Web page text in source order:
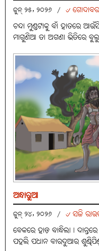
ଜୁନ୍ ୨୫, ୨୦୨୬ / ୰
ଚନ୍ଦା ମୁଣ୍ଡଟାକୁ ବାଁ ହାତରେ
ମାଗୁଣିଆ ତା ଅଗଣା ଭିତିରେ
ଅନ୍ଧାରୁଆ
ଜୁନ୍ ୨୪, ୨୦୨୬ / ୰ ସଚ୍ଚି
ବେକରେ ହାଡ଼ ବାନ୍ଧିଲା।
ପହଲି ପଧାନ ବାରଦୁଆର